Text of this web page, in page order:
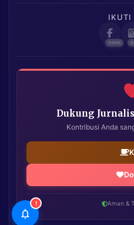
IKUTI
Dukung
Kontribusi Anda
Aman &
!